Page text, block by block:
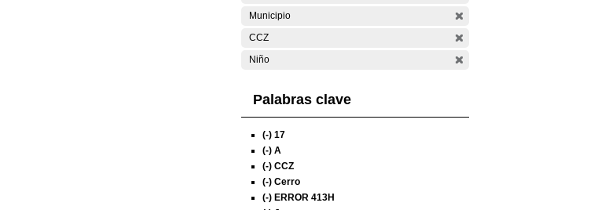
Municipio
CCZ
Niño
Palabras clave
(-) 17
(-) A
(-) CCZ
(-) Cerro
(-) ERROR 413H